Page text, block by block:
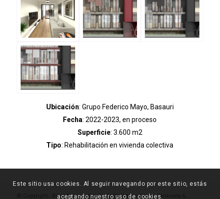
Ubicación: Grupo Federico Mayo, Basauri
Fecha: 2022-2023, en proceso
Superficie: 3.600 m2
Tipo: Rehabilitación en vivienda colectiva
© Copyright - Bikai Arquitectura |info@bikai.es | calle Zankoeta 6,
Este sitio usa cookies. Al seguir navegando por este sitio, estás
aceptando nuestro uso de cookies.